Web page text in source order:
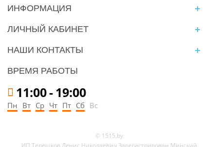
ИНФОРМАЦИЯ
ЛИЧНЫЙ КАБИНЕТ
НАШИ КОНТАКТЫ
ВРЕМЯ РАБОТЫ
11:00-19:00
Пн Вт Ср Чт Пт Сб Вс
© 1515.by
ИП Терешков Денис Николаевич Зарегистрирован Минский